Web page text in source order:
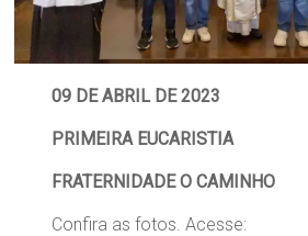
–
Bom
Retiro09 DE ABRIL DE 2023
PRIMEIRA EUCARISTIA
FRATERNIDADE O CAMINHO
Confira as fotos. Acesse: